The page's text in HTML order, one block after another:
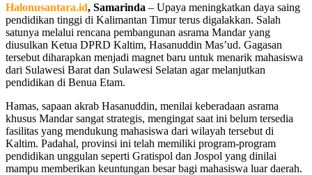
Halonusantara.id, Samarinda – Upaya meningkatkan daya saing
pendidikan tinggi di Kalimantan Timur terus digalakkan. Salah
satunya melalui rencana pembangunan asrama Mandar yang
diusulkan Ketua DPRD Kaltim, Hasanuddin Mas’ud. Gagasan
tersebut diharapkan menjadi magnet baru untuk menarik mahasiswa
dari Sulawesi Barat dan Sulawesi Selatan agar melanjutkan
pendidikan di Benua Etam.
Hamas, sapaan akrab Hasanuddin, menilai keberadaan asrama
khusus Mandar sangat strategis, mengingat saat ini belum tersedia
fasilitas yang mendukung mahasiswa dari wilayah tersebut di
Kaltim. Padahal, provinsi ini telah memiliki program-program
pendidikan unggulan seperti Gratispol dan Jospol yang dinilai
mampu memberikan keuntungan besar bagi mahasiswa luar daerah.